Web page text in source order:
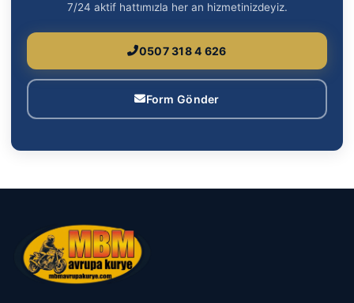
7/24 aktif hattımızla her an hizmetinizdeyiz.
0507 318 4 626
Form Gönder